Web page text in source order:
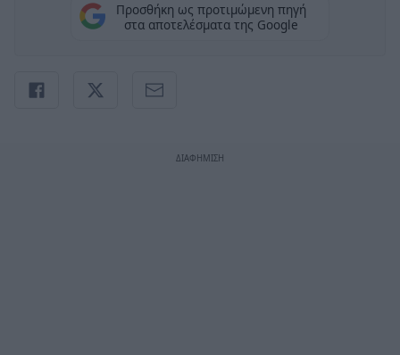
Προσθήκη ως προτιμώμενη πηγή
στα αποτελέσματα της Google